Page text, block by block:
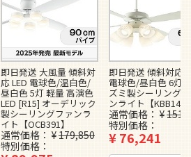
即日発送 大風量 傾斜対
応 LED 電球色/温白色/
昼白色 5灯 軽量 高演色
LED [R15] オーデリック
製シーリングファンラ
イト【OCB391】
通常価格 ¥179,850
特別価格
即日発送 傾斜対応
電球色/昼白色 6灯
ズミ製シーリング
ンライト【KBB148
通常価格 ¥
特別価格
¥76,241